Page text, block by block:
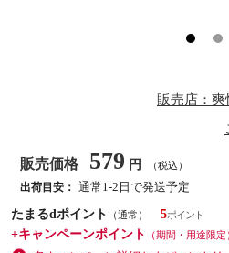
販売店：爽
販売価格 579 円 （税込）
出荷目安： 通常1-2日で発送予定
たまるdポイント
（通常）
5
+キャンペーンポイント
（期間・用途限定